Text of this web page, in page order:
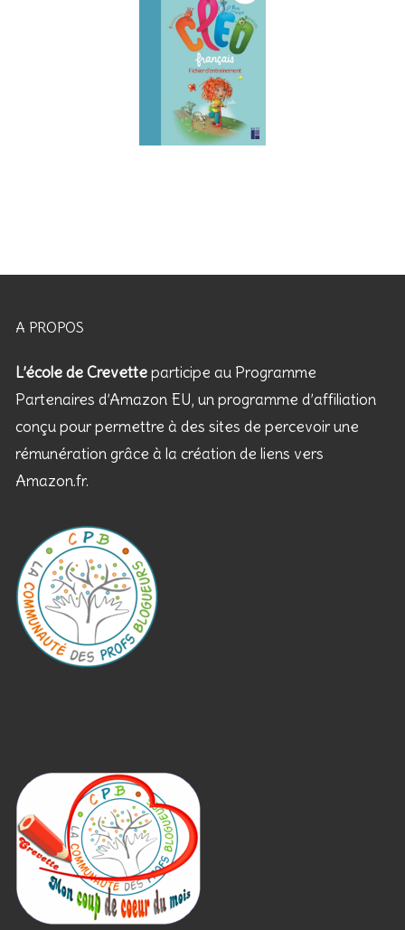
A PROPOS
L’école de Crevetteparticipe au Programme
Partenaires d’Amazon EU, un programme d’affiliation
conçu pour permettre à des sites de percevoir une
rémunération grâce à la création de liens vers
Amazon.fr.